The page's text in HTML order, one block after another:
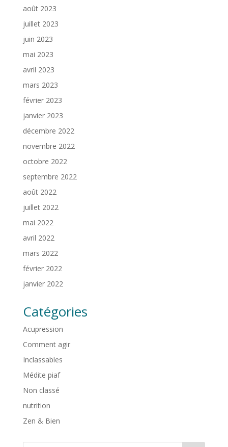
août 2023
juillet 2023
juin 2023
mai 2023
avril 2023
mars 2023
février 2023
janvier 2023
décembre 2022
novembre 2022
octobre 2022
septembre 2022
août 2022
juillet 2022
mai 2022
avril 2022
mars 2022
février 2022
janvier 2022
Catégories
Acupression
Comment agir
Inclassables
Médite piaf
Non classé
nutrition
Zen & Bien